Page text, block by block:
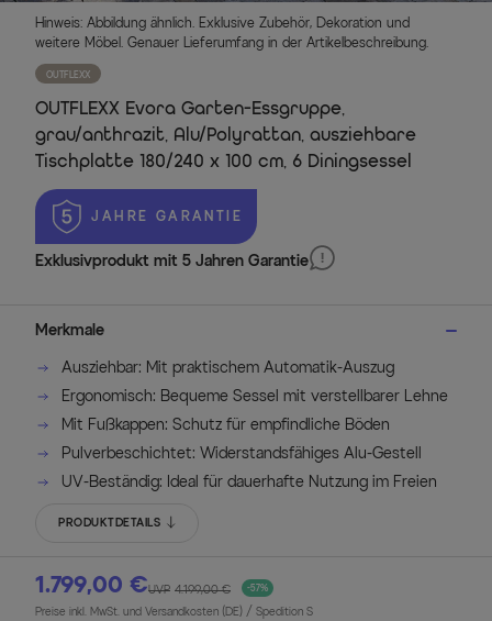
Hinweis: Abbildung ähnlich. Exklusive Zubehör, Dekoration und
weitere Möbel. Genauer Lieferumfang in der Artikelbeschreibung.
OUTFLEXX
OUTFLEXX Evora Garten-Essgruppe,
grau/anthrazit, Alu/Polyrattan, ausziehbare
Tischplatte 180/240 x 100 cm, 6 Diningsessel
JAHRE GARANTIE
Exklusivprodukt mit 5 Jahren Garantie
Merkmale
Ausziehbar: Mit praktischem Automatik-Auszug
Ergonomisch: Bequeme Sessel mit verstellbarer Lehne
Mit Fußkappen: Schutz für empfindliche Böden
Pulverbeschichtet: Widerstandsfähiges Alu-Gestell
UV-Beständig: Ideal für dauerhafte Nutzung im Freien
PRODUKTDETAILS
1.799,00 € -57%
UVP 4.199,00 €
Preise inkl. MwSt. und Versandkosten (DE) / Spedition S